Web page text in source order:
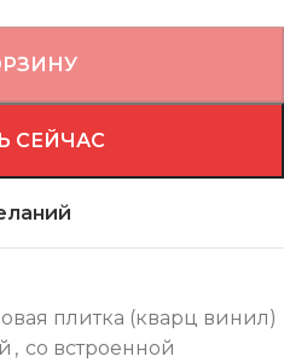
СЕЙЧАС
плитка (кварц винил)
, со встроенной